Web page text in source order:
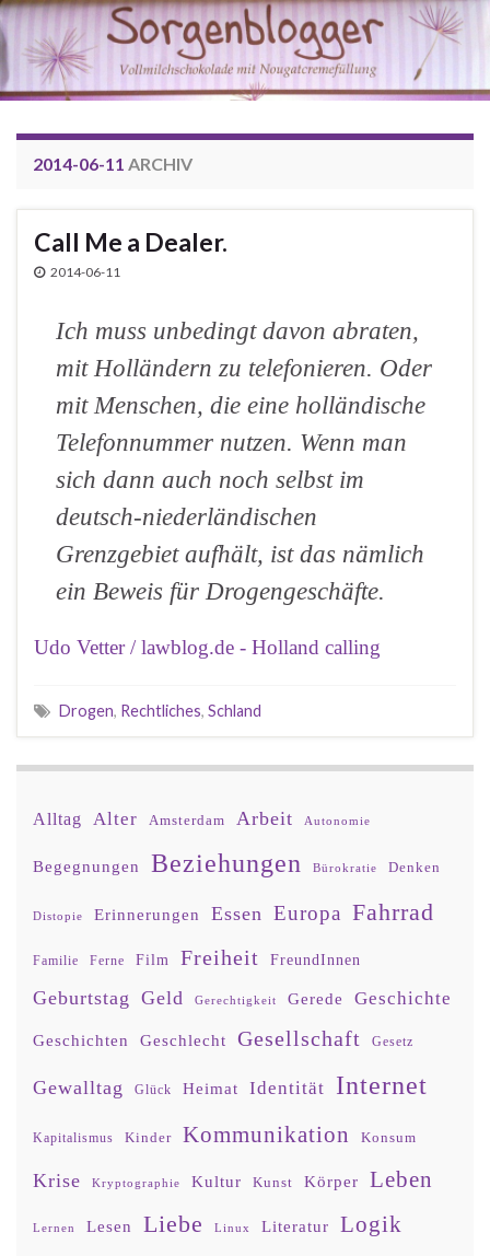
2014-06-11 ARCHIV
Call Me a Dealer.
2014-06-11
Ich muss unbedingt davon abraten,
mit Holländern zu telefonieren. Oder
mit Menschen, die eine holländische
Telefonnummer nutzen. Wenn man
sich dann auch noch selbst im
deutsch-niederländischen
Grenzgebiet aufhält, ist das nämlich
ein Beweis für Drogengeschäfte.
Udo Vetter / lawblog.de - Holland calling
Drogen, Rechtliches, Schland
Alltag Alter Amsterdam Arbeit Autonomie
Begegnungen Beziehungen Bürokratie Denken
Distopie Erinnerungen Essen Europa Fahrrad
Familie Ferne Film Freiheit FreundInnen
Geburtstag Geld Gerechtigkeit Gerede Geschichte
Geschichten Geschlecht Gesellschaft Gesetz
Gewalltag Glück Heimat Identität Internet
Kapitalismus Kinder Kommunikation Konsum
Krise Kryptographie Kultur Kunst Körper Leben
Lernen Lesen Liebe Linux Literatur Logik